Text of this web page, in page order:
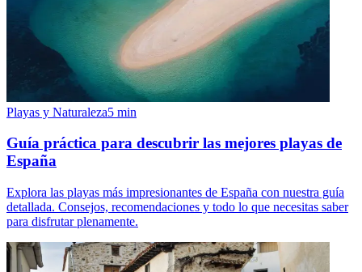
Playas y Naturaleza5 min
Guía práctica para descubrir las mejores playas de
España
Explora las playas más impresionantes de España con nuestra guía
detallada. Consejos, recomendaciones y todo lo que necesitas saber
para disfrutar plenamente.